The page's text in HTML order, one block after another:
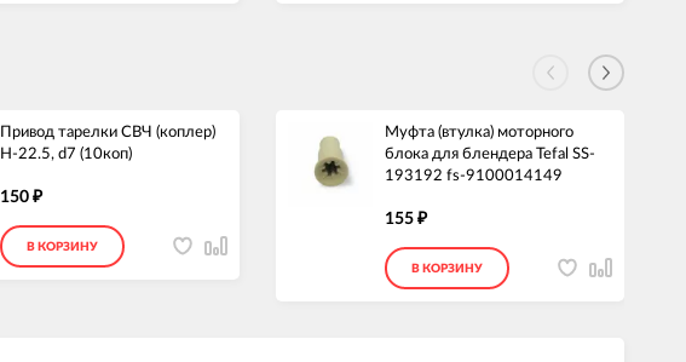
Привод тарелки СВЧ (коплер)
H-22.5, d7 (10коп)
150 ₽
В КОРЗИНУ
Муфта (втулка) моторного
блока для блендера Tefal SS-
193192 fs-9100014149
155 ₽
В КОРЗИНУ